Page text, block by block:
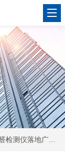
东某职业卫生检测中心